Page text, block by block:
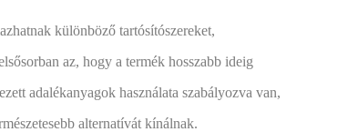
különböző tartósítószereket,
az, hogy a termék hosszabb ideig
adalékanyagok használata szabályozva van,
alternatívát kínálnak.